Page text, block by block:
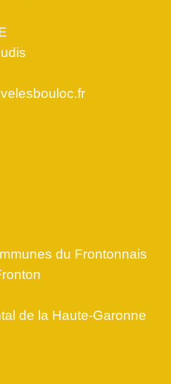
du Frontonnais
de la Haute-Garonne